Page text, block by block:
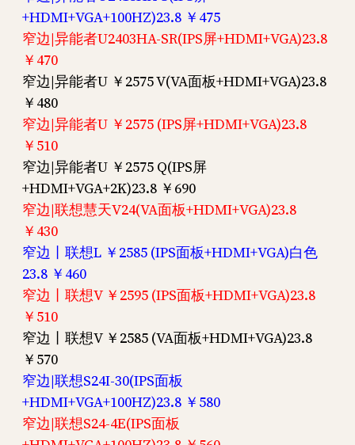
+HDMI+VGA+100HZ)23.8 ￥475
窄边|异能者U2403HA-SR(IPS屏+HDMI+VGA)23.8
￥470
窄边|异能者U ￥2575 V(VA面板+HDMI+VGA)23.8
￥480
窄边|异能者U ￥2575 (IPS屏+HDMI+VGA)23.8
￥510
窄边|异能者U ￥2575 Q(IPS屏
+HDMI+VGA+2K)23.8 ￥690
窄边|联想慧天V24(VA面板+HDMI+VGA)23.8
￥430
窄边丨联想L ￥2585 (IPS面板+HDMI+VGA)白色
23.8 ￥460
窄边丨联想V ￥2595 (IPS面板+HDMI+VGA)23.8
￥510
窄边丨联想V ￥2585 (VA面板+HDMI+VGA)23.8
￥570
窄边|联想S24I-30(IPS面板
+HDMI+VGA+100HZ)23.8 ￥580
窄边|联想S24-4E(IPS面板